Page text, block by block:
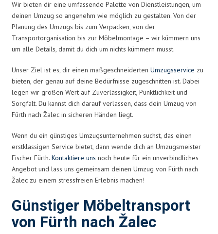
Wir bieten dir eine umfassende Palette von Dienstleistungen, um
deinen Umzug so angenehm wie möglich zu gestalten. Von der
Planung des Umzugs bis zum Verpacken, von der
Transportorganisation bis zur Möbelmontage – wir kümmern uns
um alle Details, damit du dich um nichts kümmern musst.
Unser Ziel ist es, dir einen maßgeschneiderten Umzugsservice zu
bieten, der genau auf deine Bedürfnisse zugeschnitten ist. Dabei
legen wir großen Wert auf Zuverlässigkeit, Pünktlichkeit und
Sorgfalt. Du kannst dich darauf verlassen, dass dein Umzug von
Fürth nach Žalec in sicheren Händen liegt.
Wenn du ein günstiges Umzugsunternehmen suchst, das einen
erstklassigen Service bietet, dann wende dich an Umzugsmeister
Fischer Fürth. Kontaktiere uns noch heute für ein unverbindliches
Angebot und lass uns gemeinsam deinen Umzug von Fürth nach
Žalec zu einem stressfreien Erlebnis machen!
Günstiger Möbeltransport
von Fürth nach Žalec